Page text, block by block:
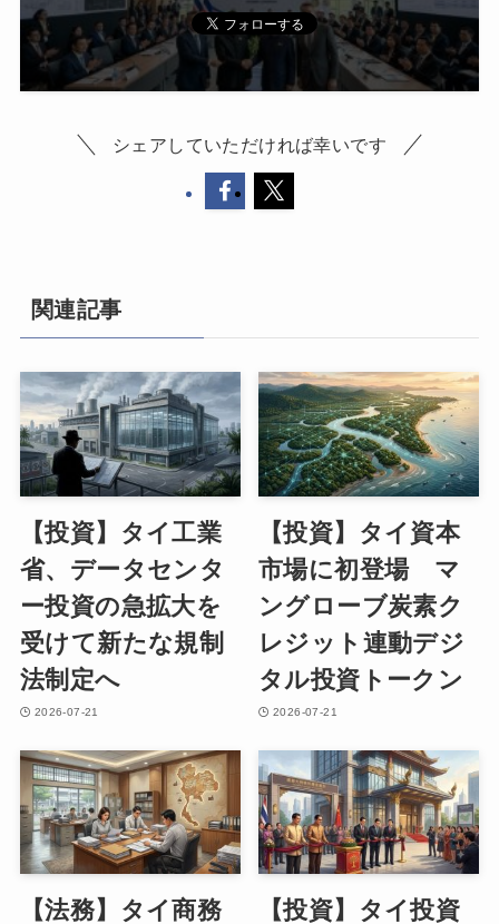
シェアしていただければ幸いです
関連記事
【投資】タイ工業
省、データセンタ
ー投資の急拡大を
受けて新たな規制
法制定へ
2026-07-21
【投資】タイ資本
市場に初登場 マ
ングローブ炭素ク
レジット連動デジ
タル投資トークン
2026-07-21
【法務】タイ商務 【投資】タイ投資